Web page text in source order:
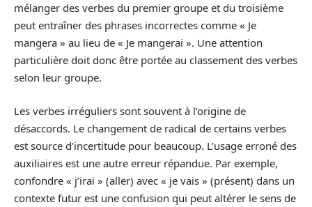
mélanger des verbes du premier groupe et du troisième
peut entraîner des phrases incorrectes comme « Je
mangera » au lieu de « Je mangerai ». Une attention
particulière doit donc être portée au classement des verbes
selon leur groupe.
Les verbes irréguliers sont souvent à l’origine de
désaccords. Le changement de radical de certains verbes
est source d’incertitude pour beaucoup. L’usage erroné des
auxiliaires est une autre erreur répandue. Par exemple,
confondre « j’irai » (aller) avec « je vais » (présent) dans un
contexte futur est une confusion qui peut altérer le sens de